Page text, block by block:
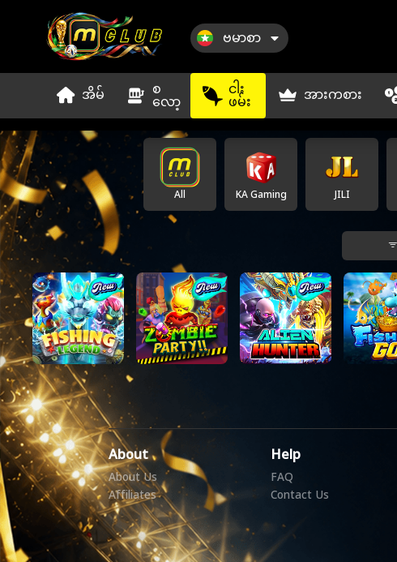
ဗမာစာ
အိမ် စ
လော့
ငါး
ဖမ်း အားကစား
All KA Gaming JILI
About
About Us
Affiliates
Help
FAQ
Contact Us